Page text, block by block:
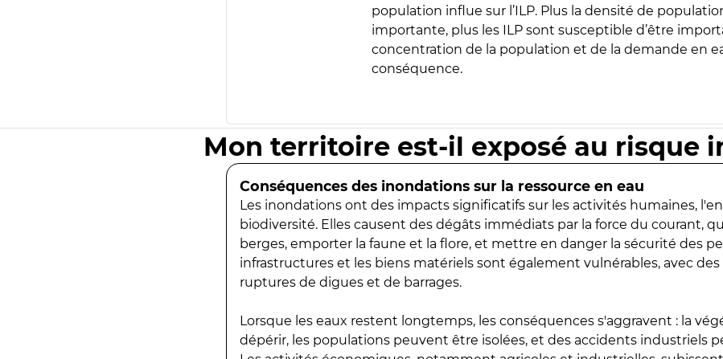
population influe sur l’ILP. Plus la densité de
importante, plus les ILP sont susceptible d’être
concentration de la population et de la demande en
conséquence.
Mon territoire est-il exposé au risque
Conséquences des inondations sur la ressource en eau
Les inondations ont des impacts significatifs sur les activités humaines,
biodiversité. Elles causent des dégâts immédiats par la force du courant,
berges, emporter la faune et la flore, et mettre en danger la sécurité des
infrastructures et les biens matériels sont également vulnérables, avec des
ruptures de digues et de barrages.
Lorsque les eaux restent longtemps, les conséquences s'aggravent : la
dépérir, les populations peuvent être isolées, et des accidents industriels